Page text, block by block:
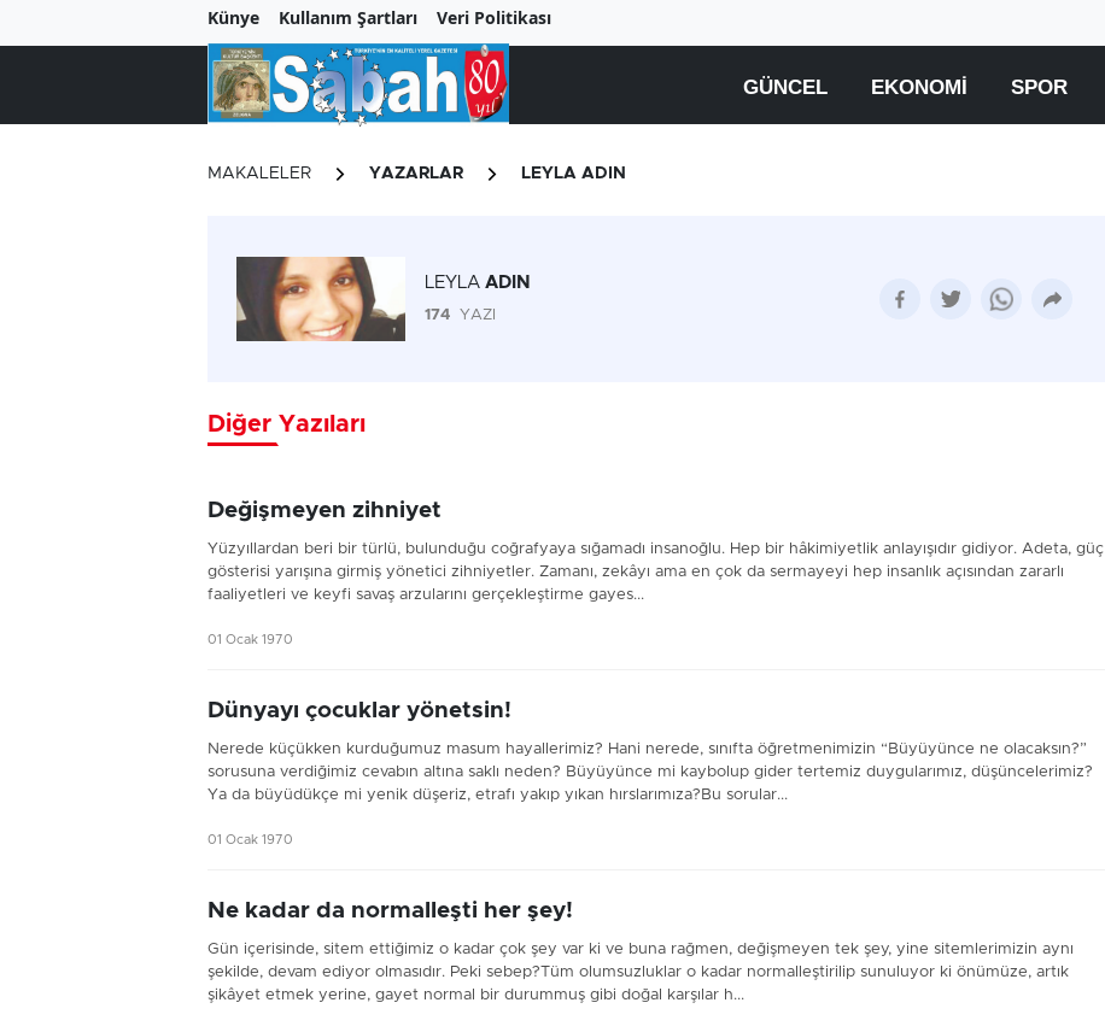
Künye Kullanım Şartları Veri Politikası
GÜNCEL EKONOMI SPOR
MAKALELER YAZARLAR LEYLA ADIN
LEYLA ADIN
174 YAZI
Diğer Yazıları
Değişmeyen zihniyet
Yüzyıllardan beri bir türlü, bulunduğu coğrafyaya sığamadı insanoğlu. Hep bir hâkimiyetlik anlayışıdır gidiyor. Adeta, güç
gösterisi yarışına girmiş yönetici zihniyetler. Zamanı, zekâyı ama en çok da sermayeyi hep insanlık açısından zararlı
faaliyetleri ve keyfi savaş arzularını gerçekleştirme gayes...
01 Ocak 1970
Dünyayı çocuklar yönetsin!
Nerede küçükken kurduğumuz masum hayallerimiz? Hani nerede, sınıfta öğretmenimizin “Büyüyünce ne olacaksın?”
sorusuna verdiğimiz cevabın altına saklı neden? Büyüyünce mi kaybolup gider tertemiz duygularımız, düşüncelerimiz?
Ya da büyüdükçe mi yenik düşeriz, etrafı yakıp yıkan hırslarımıza?Bu sorular...
01 Ocak 1970
Ne kadar da normalleşti her şey!
Gün içerisinde, sitem ettiğimiz o kadar çok şey var ki ve buna rağmen, değişmeyen tek şey, yine sitemlerimizin aynı
şekilde, devam ediyor olmasıdır. Peki sebep?Tüm olumsuzluklar o kadar normalleştirilip sunuluyor ki önümüze, artık
şikâyet etmek yerine, gayet normal bir durummuş gibi doğal karşılar h...